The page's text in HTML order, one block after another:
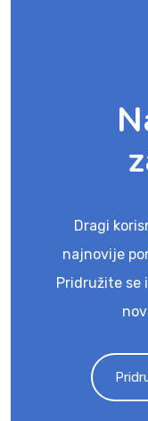
Dragi
najnovije
Pridružite se